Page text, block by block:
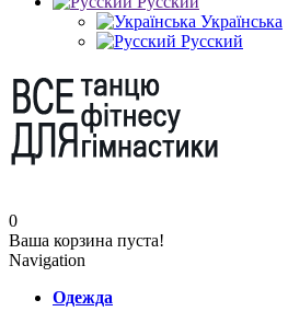
Українська
Русский
0
Ваша корзина пуста!
Navigation
Одежда